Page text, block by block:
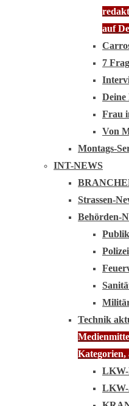
auf
7
Frau
Von
Montags-
INT-NEWS
Strassen-
Behörden-
Technik
Kategorien,
LKW-